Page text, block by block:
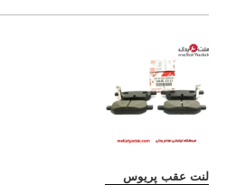
لنت عقب پریوس